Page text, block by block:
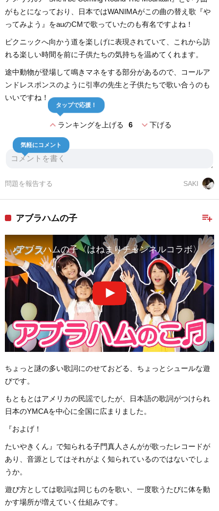
がもとになっており、日本ではWANIMAがこの曲の替え歌『や
ってみよう』をauのCMで歌っていたのも有名ですよね！
ピクニックへ向かう道を楽しげに表現されていて、これから訪
れる楽しい時間を前に子供たちの気持ちを温めてくれます。
途中動物が登場して鳴きマネをする部分があるので、コールア
ンドレスポンスのように引率の先生と子供たちで歌い合うのも
いいですね！
expand_lessランキングを上げる 6
タップで応援！
expand_more下げる
気軽にコメント
SAKI
問題を報告する
playlist_add
アブラハムの子
♪アブラハムの子〈はねまりチャンネルコラボ〉
ちょっと謎の多い歌詞にのせておどる、ちょっとシュールな遊
びです。
もともとはアメリカの民謡でしたが、日本語の歌詞がつけられ
日本のYMCAを中心に全国に広まりました。
『およげ！
たいやきくん』で知られる子門真人さんがが歌ったレコードが
あり、音源としてはそれがよく知られているのではないでしょ
うか。
遊び方としては歌詞は同じものを歌い、一度歌うたびに体を動
かす場所が増えていく仕組みです。